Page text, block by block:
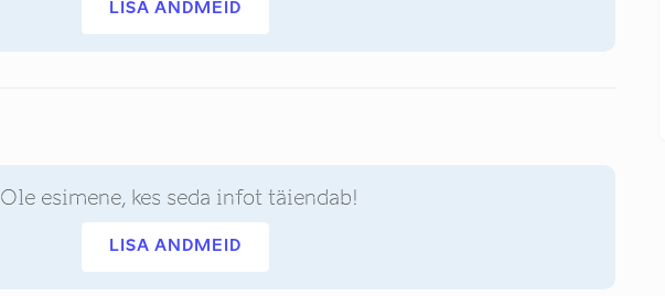
LISA ANDMEID
Ole esimene, kes seda infot täiendab!
LISA ANDMEID